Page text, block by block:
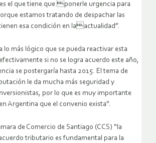
el que tiene que ponerle urgencia para
estamos tratando de despachar las
esa condición en laactualidad”.
lo más lógico que se pueda reactivar esta
si no se logra acuerdo este año,
se postergaría hasta 2015. El tema de
le da mucha más seguridad y
por lo que es muy importante
Argentina que el convenio exista”.
de Comercio de Santiago (CCS) “la
tributario es fundamental para la